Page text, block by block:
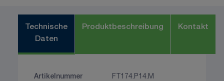
Technische
Daten
Produktbeschreibung Kontakt
Artikelnummer FT174.P14.M